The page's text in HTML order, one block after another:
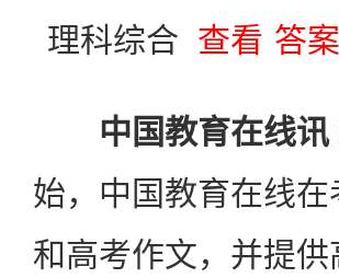
理科综合 查看 答案
中国教育在线讯
始，中国教育在线
和高考作文，并提